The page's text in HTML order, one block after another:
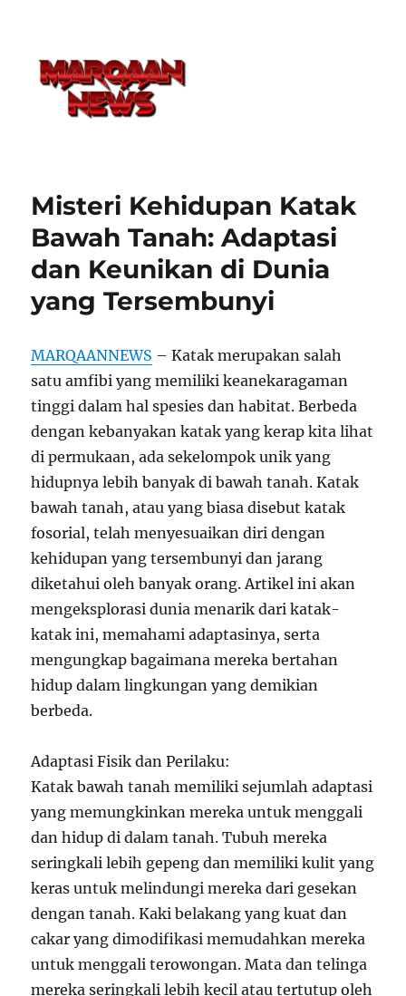
Misteri Kehidupan Katak
Bawah Tanah: Adaptasi
dan Keunikan di Dunia
yang Tersembunyi
MARQAANNEWS – Katak merupakan salah
satu amfibi yang memiliki keanekaragaman
tinggi dalam hal spesies dan habitat. Berbeda
dengan kebanyakan katak yang kerap kita lihat
di permukaan, ada sekelompok unik yang
hidupnya lebih banyak di bawah tanah. Katak
bawah tanah, atau yang biasa disebut katak
fosorial, telah menyesuaikan diri dengan
kehidupan yang tersembunyi dan jarang
diketahui oleh banyak orang. Artikel ini akan
mengeksplorasi dunia menarik dari katak-
katak ini, memahami adaptasinya, serta
mengungkap bagaimana mereka bertahan
hidup dalam lingkungan yang demikian
berbeda.
Adaptasi Fisik dan Perilaku:
Katak bawah tanah memiliki sejumlah adaptasi
yang memungkinkan mereka untuk menggali
dan hidup di dalam tanah. Tubuh mereka
seringkali lebih gepeng dan memiliki kulit yang
keras untuk melindungi mereka dari gesekan
dengan tanah. Kaki belakang yang kuat dan
cakar yang dimodifikasi memudahkan mereka
untuk menggali terowongan. Mata dan telinga
mereka seringkali lebih kecil atau tertutup oleh